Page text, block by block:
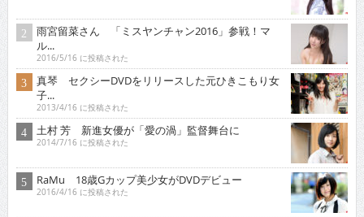
雨宮留菜さん 「ミスヤンチャン2016」参戦！マ
ル...
2016/5/16 に投稿された
真琴 セクシーDVDをリリースした元ひきこもり女
子...
2013/4/16 に投稿された
土村 芳 新進女優が「愛の渦」監督舞台に
2014/7/16 に投稿された
RaMu 18歳Gカップ美少女がDVDデビュー
2016/4/16 に投稿された